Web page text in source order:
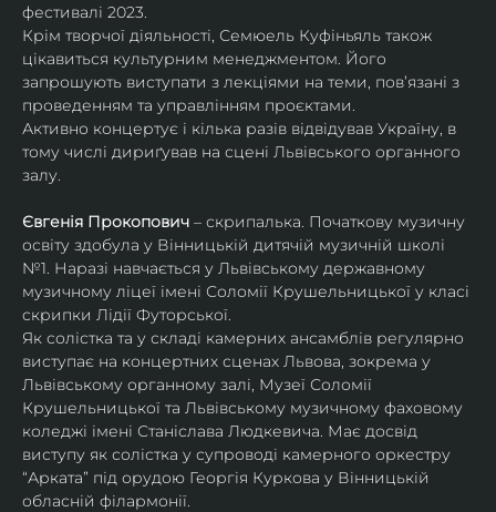
фестивалі 2023.
Крім творчої діяльності, Семюель Куфіньяль також
цікавиться культурним менеджментом. Його
запрошують виступати з лекціями на теми, пов’язані з
проведенням та управлінням проєктами.
Активно концертує і кілька разів відвідував Україну, в
тому числі дириґував на сцені Львівського органного
залу.
Євгенія Прокопович – скрипалька. Початкову музичну
освіту здобула у Вінницькій дитячій музичній школі
№1. Наразі навчається у Львівському державному
музичному ліцеї імені Соломії Крушельницької у класі
скрипки Лідії Футорської.
Як солістка та у складі камерних ансамблів регулярно
виступає на концертних сценах Львова, зокрема у
Львівському органному залі, Музеї Соломії
Крушельницької та Львівському музичному фаховому
коледжі імені Станіслава Людкевича. Має досвід
виступу як солістка у супроводі камерного оркестру
“Арката” під орудою Георгія Куркова у Вінницькій
обласній філармонії.